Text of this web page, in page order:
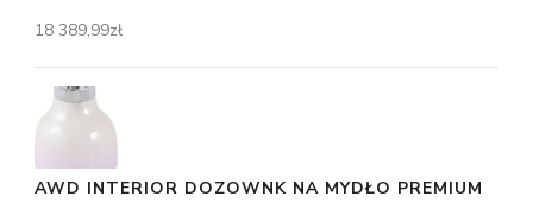
18 389,99zł
AWD INTERIOR DOZOWNK NA MYDŁO PREMIUM